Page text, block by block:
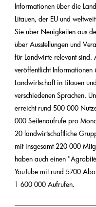
Informationen über die
Litauen, der EU und
Sie über Neuigkeiten aus
über Ausstellungen und
für Landwirte relevant sind.
veröffentlicht Informationen
Landwirtschaft in Litauen
verschiedenen Sprachen.
erreicht rund 500 000
000 Seitenaufrufe pro
20 landwirtschaftliche
mit insgesamt 220 000
haben auch einen
YouTube mit rund 5700
1 600 000 Aufrufen.